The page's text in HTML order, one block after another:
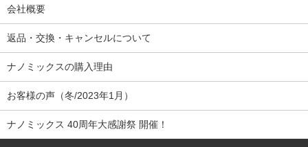
会社概要
返品・交換・キャンセルについて
ナノミックスの購入理由
お客様の声（冬/2023年1月）
ナノミックス 40周年大感謝祭 開催！